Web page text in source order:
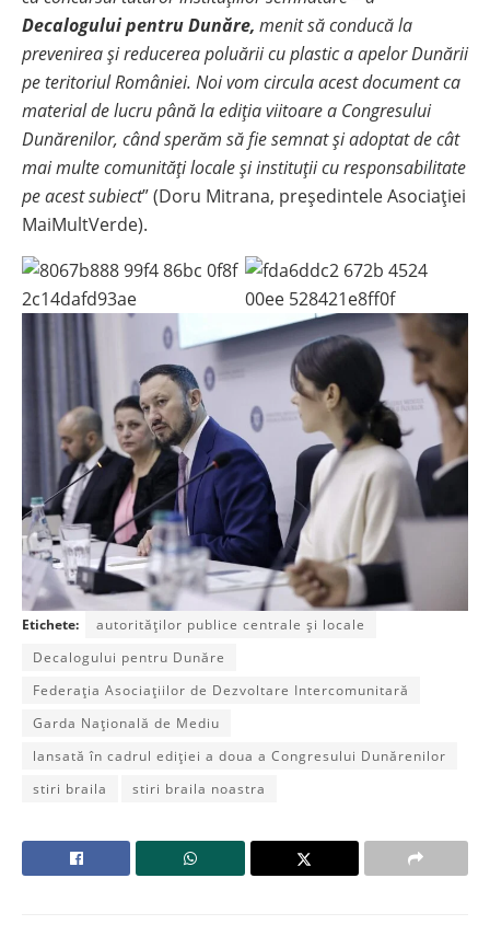
Decalogului pentru Dunăre, menit să conducă la
prevenirea și reducerea poluării cu plastic a apelor Dunării
pe teritoriul României. Noi vom circula acest document ca
material de lucru până la ediția viitoare a Congresului
Dunărenilor, când sperăm să fie semnat și adoptat de cât
mai multe comunități locale și instituții cu responsabilitate
pe acest subiect” (Doru Mitrana, președintele Asociației
MaiMultVerde).
Etichete:
autorităților publice centrale și locale
Decalogului pentru Dunăre
Federația Asociațiilor de Dezvoltare Intercomunitară
Garda Națională de Mediu
lansată în cadrul ediției a doua a Congresului Dunărenilor
stiri braila
stiri braila noastra